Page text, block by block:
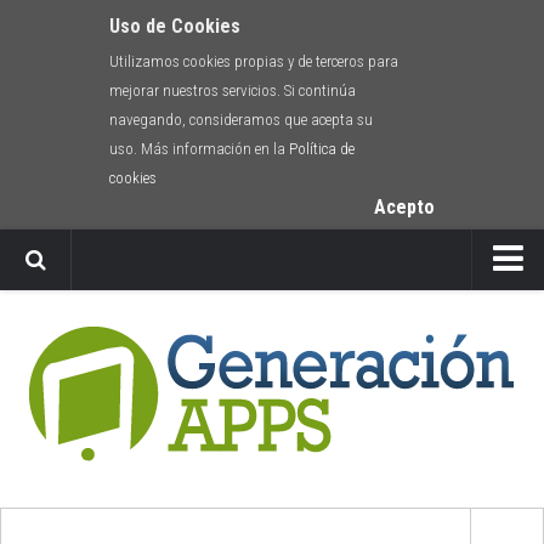
Uso de Cookies
Utilizamos cookies propias y de terceros para
mejorar nuestros servicios. Si continúa
navegando, consideramos que acepta su
uso. Más información en la Política de
cookies
Acepto
Envíanos tu app